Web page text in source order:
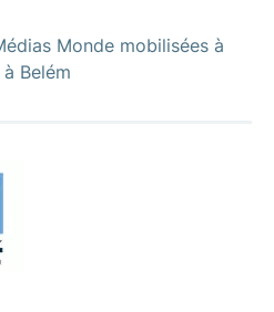
Monde mobilisées à
Belém